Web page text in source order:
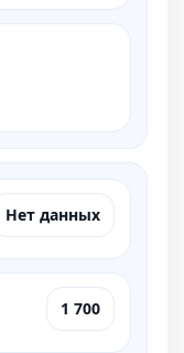
Нет данных
1 700